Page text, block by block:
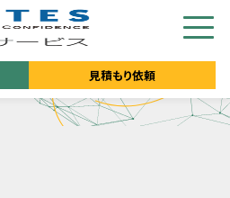
見積もり依頼